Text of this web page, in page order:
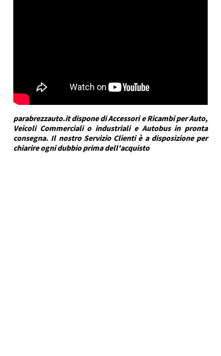
parabrezzauto.it dispone di Accessori e Ricambi per Auto,
Veicoli Commerciali o industriali e Autobus in pronta
consegna. Il nostro Servizio Clienti è a disposizione per
chiarire ogni dubbio prima dell'acquisto